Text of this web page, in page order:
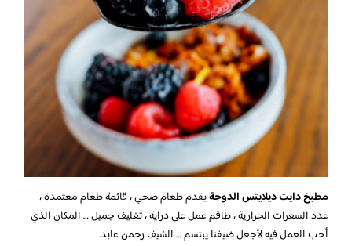
مطبخ دايت ديلايتس الدوحةيقدم طعام صحي ، قائمة طعام معتمدة ،
عدد السعرات الحرارية ، طاقم عمل على دراية ، تغليف جميل … المكان الذي
أحب العمل فيه لأجعل ضيفنا يبتسم … الشيف رحمن عابد.